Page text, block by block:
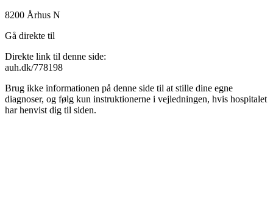
8200 Århus N
Gå direkte til
Direkte link til denne side:
auh.dk/778198
Brug ikke informationen på denne side til at stille dine egne
diagnoser, og følg kun instruktionerne i vejledningen, hvis hospitalet
har henvist dig til siden.